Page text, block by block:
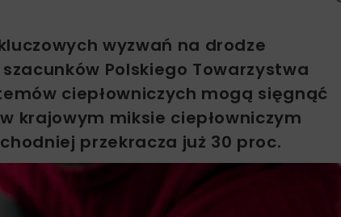
wyzwań na drodze
Polskiego Towarzystwa
ciepłowniczych mogą sięgnąć
krajowym miksie ciepłowniczym
przekracza już 30 proc.